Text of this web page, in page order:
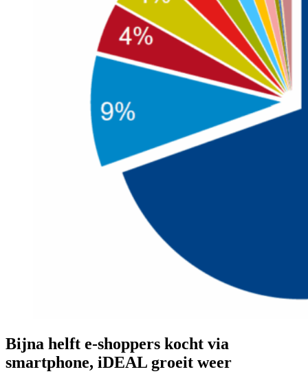
Bijna helft e-shoppers kocht via
smartphone, iDEAL groeit weer